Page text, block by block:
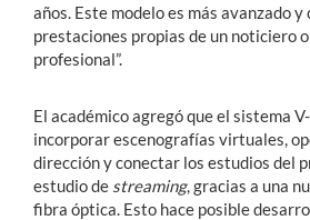
años. Este modelo es más avanzado
prestaciones propias de un noticiero
profesional”.
El académico agregó que el sistema
incorporar escenografías virtuales,
dirección y conectar los estudios del
estudio de streaming, gracias a una
fibra óptica. Esto hace posible